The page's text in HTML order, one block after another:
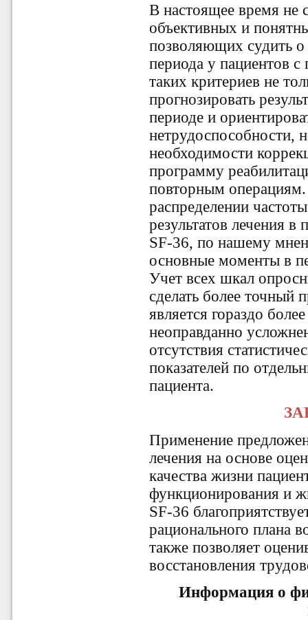
В настоящее время не
объективных и
позволяющих судить о
периода у пациентов
таких критериев не
прогнозировать
периоде и
нетрудоспособности,
необходимости
программу
повторным
распределении
результатов лечения
SF-36, по нашему
основные моменты в
Учет всех шкал
сделать более точный
является гораздо
неоправданно
отсутствия
показателей по
пациента.
Применение
лечения на основе
качества жизни
функционирования и
SF-36
рационального плана
также позволяет
восстановления
Информация о